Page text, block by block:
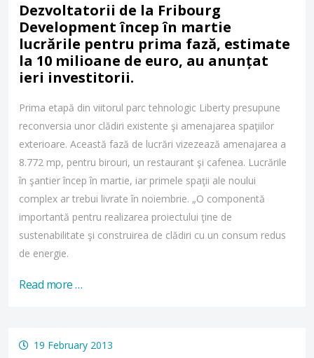
Dezvoltatorii de la Fribourg
Development încep în martie
lucrările pentru prima fază, estimate
la 10 milioane de euro, au anunțat
ieri investitorii.
Prima etapă din viitorul parc tehnologic Liberty presupune
reconversia unor clădiri existente şi amenajarea spaţiilor
exterioare. Această fază de lucrări vizezează amenajarea a
8.772 mp, pentru birouri, un restaurant şi cafenea. Lucrările
în şantier încep în martie, iar primele spaţii ale noului
complex ar trebui livrate în noiembrie. „O componentă
importantă pentru realizarea proiectului ţine de
sustenabilitate şi construirea de clădiri cu un consum redus
de energie.
Read more …
19 February 2013